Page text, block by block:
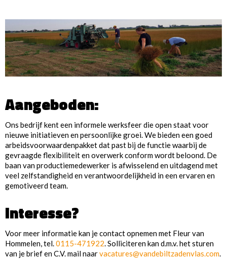
Aangeboden:
Ons bedrijf kent een informele werksfeer die open staat voor
nieuwe initiatieven en persoonlijke groei. We bieden een goed
arbeidsvoorwaardenpakket dat past bij de functie waarbij de
gevraagde flexibiliteit en overwerk conform wordt beloond. De
baan van productiemedewerker is afwisselend en uitdagend met
veel zelfstandigheid en verantwoordelijkheid in een ervaren en
gemotiveerd team.
Interesse?
Voor meer informatie kan je contact opnemen met Fleur van
Hommelen, tel.0115-471922. Solliciteren kan d.m.v. het sturen
van je brief en C.V. mail naarvacatures@vandebiltzadenvlas.com.